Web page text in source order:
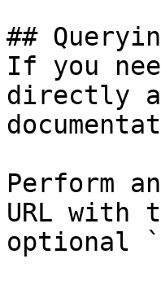
##
If you
directly
Perform
URL with
optional